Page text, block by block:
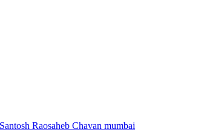
Raosaheb Chavan mumbai